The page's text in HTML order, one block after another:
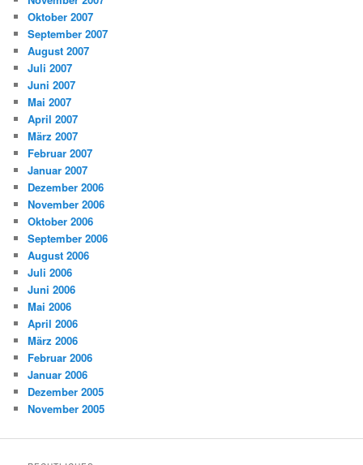
Oktober 2007
September 2007
August 2007
Juli 2007
Juni 2007
Mai 2007
April 2007
März 2007
Februar 2007
Januar 2007
Dezember 2006
November 2006
Oktober 2006
September 2006
August 2006
Juli 2006
Juni 2006
Mai 2006
April 2006
März 2006
Februar 2006
Januar 2006
Dezember 2005
November 2005